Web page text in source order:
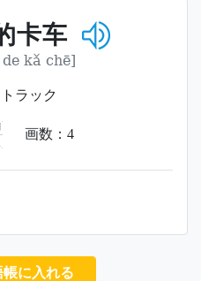
卡车
kǎ chē]
ラック
画数： 4
に入れる